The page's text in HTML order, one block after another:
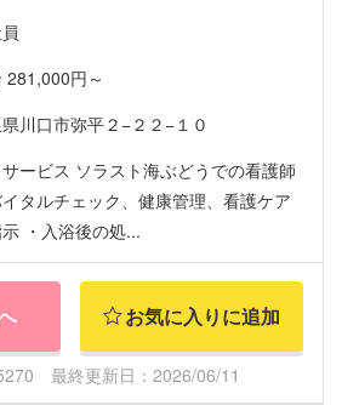
281,000円～
川口市弥平２−２２−１０
ービス ソラスト海ぶどうでの看護師
イタルチェック、健康管理、看護ケア
・入浴後の処...
お気に入りに追加
最終更新日：2026/06/11